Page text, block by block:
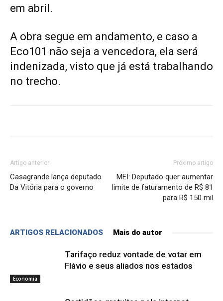
em abril.
A obra segue em andamento, e caso a
Eco101 não seja a vencedora, ela será
indenizada, visto que já está trabalhando
no trecho.
Artigo anterior
Casagrande lança deputado
Da Vitória para o governo
Próximo artigo
MEI: Deputado quer aumentar
limite de faturamento de R$ 81
para R$ 150 mil
ARTIGOS RELACIONADOS Mais do autor
Economia
Tarifaço reduz vontade de votar em
Flávio e seus aliados nos estados